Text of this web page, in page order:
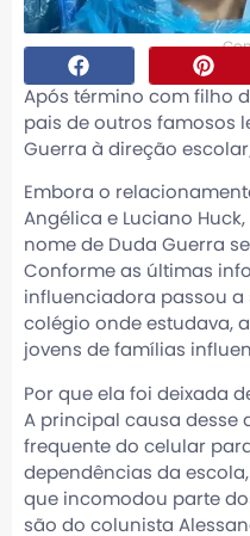
Após término com filho
pais de outros famosos
Guerra à direção
Embora o
Angélica e Luciano
nome de Duda Guerra
Conforme as últimas
influenciadora passou a
colégio onde estudava,
jovens de famílias
Por que ela foi deixada
A principal causa desse
frequente do celular
dependências da
que incomodou parte
são do colunista